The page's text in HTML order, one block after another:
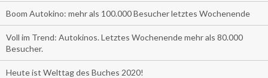
Boom Autokino: mehr als 100.000 Besucher letztes Wochenende
Voll im Trend: Autokinos. Letztes Wochenende mehr als 80.000
Besucher.
Heute ist Welttag des Buches 2020!